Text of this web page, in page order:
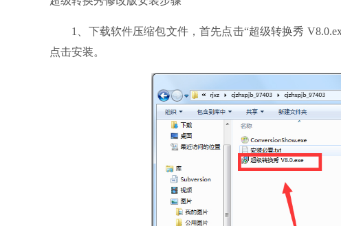
1、下载软件压缩包文件，首先点击“超级转换秀
点击安装。